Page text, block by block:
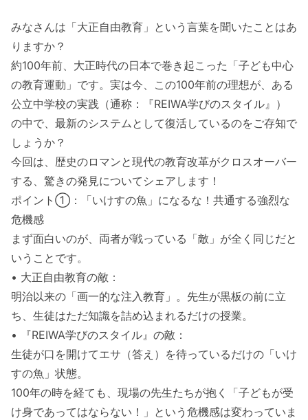
みなさんは「大正自由教育」という言葉を聞いたことはあ
りますか？
約100年前、大正時代の日本で巻き起こった「子ども中心
の教育運動」です。実は今、この100年前の理想が、ある
公立中学校の実践（通称：『REIWA学びのスタイル』）
の中で、最新のシステムとして復活しているのをご存知で
しょうか？
今回は、歴史のロマンと現代の教育改革がクロスオーバー
する、驚きの発見についてシェアします！
ポイント①：「いけすの魚」になるな！共通する強烈な
危機感
まず面白いのが、両者が戦っている「敵」が全く同じだと
いうことです。
• 大正自由教育の敵：
明治以来の「画一的な注入教育」。先生が黒板の前に立
ち、生徒はただ知識を詰め込まれるだけの授業。
• 『REIWA学びのスタイル』の敵：
生徒が口を開けてエサ（答え）を待っているだけの「いけ
すの魚」状態。
100年の時を経ても、現場の先生たちが抱く「子どもが受
け身であってはならない！」という危機感は変わっていま